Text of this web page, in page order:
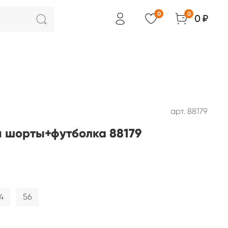
0 0
0 ₽
арт. 88179
88179
56